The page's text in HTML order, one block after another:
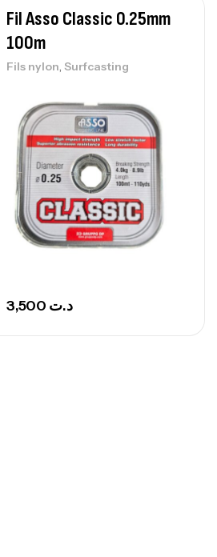
Fil Asso Classic 0.25mm
100m
Fils nylon, Surfcasting
د.ت